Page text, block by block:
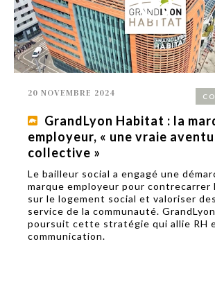
20 NOVEMBRE 2024
GrandLyon Habitat : la
employeur, « une vraie
collective »
Le bailleur social a engagé une
marque employeur pour contrecarrer
sur le logement social et valoriser
service de la communauté.
poursuit cette stratégie qui allie RH
communication.